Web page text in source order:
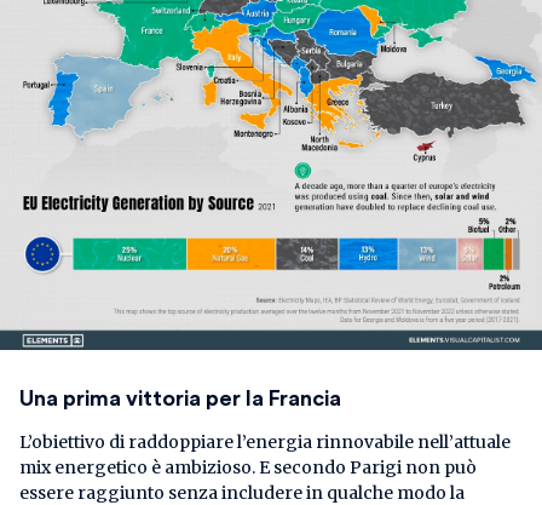
Una prima vittoria per la Francia
L’obiettivo di raddoppiare l’energia rinnovabile nell’attuale
mix energetico è ambizioso. E secondo Parigi non può
essere raggiunto senza includere in qualche modo la